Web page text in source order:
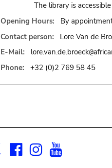
The library is
Opening Hours:
By
Contact person:
Lore Van de
E-Mail:
lore.van.de.broeck@
Phone:
+32 (0)2 769 58 45
X Facebook
Instagram